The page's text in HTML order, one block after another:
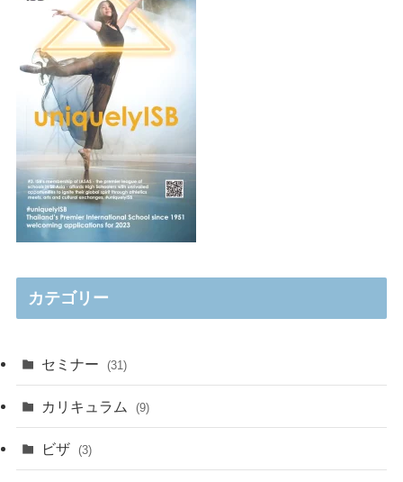
カテゴリー
セミナー (31)
カリキュラム (9)
ビザ (3)